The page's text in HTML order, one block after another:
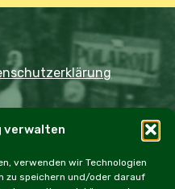
verwalten
verwenden wir Technologien
zu speichern und/oder darauf
Rallye
Events
Cookie Policy (EU)